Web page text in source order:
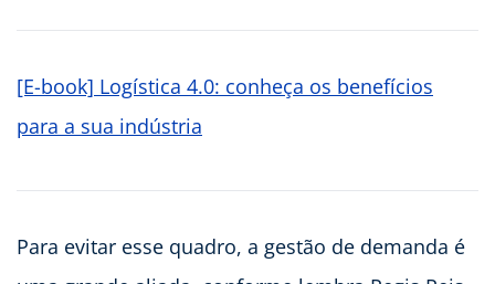
[E-book] Logística 4.0: conheça os benefícios
para a sua indústria
Para evitar esse quadro, a gestão de demanda é